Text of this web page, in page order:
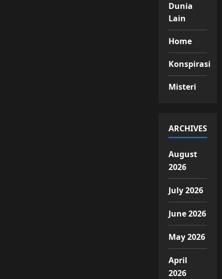
Dunia
Lain
Home
Konspirasi
Misteri
ARCHIVES
August
2026
July 2026
June 2026
May 2026
April
2026